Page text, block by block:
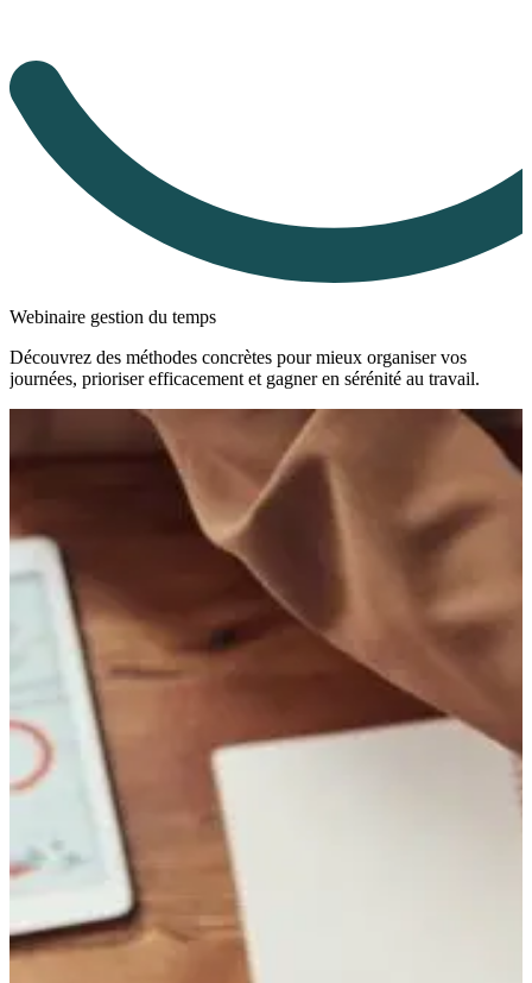
Webinaire gestion du temps
Découvrez des méthodes concrètes pour mieux organiser vos
journées, prioriser efficacement et gagner en sérénité au travail.